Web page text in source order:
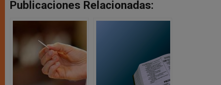
Publicaciones Relacionadas: